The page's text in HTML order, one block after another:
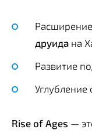
друида на
Развитие
Углубление
Rise of Ages —